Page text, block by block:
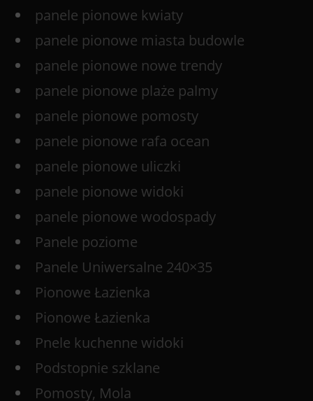
panele pionowe kwiaty
panele pionowe miasta budowle
panele pionowe nowe trendy
panele pionowe plaże palmy
panele pionowe pomosty
panele pionowe rafa ocean
panele pionowe uliczki
panele pionowe widoki
panele pionowe wodospady
Panele poziome
Panele Uniwersalne 240×35
Pionowe Łazienka
Pionowe Łazienka
Pnele kuchenne widoki
Podstopnie szklane
Pomosty, Mola